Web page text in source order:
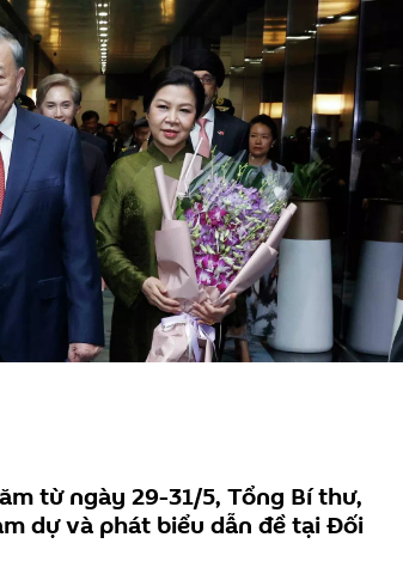
từ ngày 29-31/5, Tổng Bí thư,
dự và phát biểu dẫn đề tại Đối